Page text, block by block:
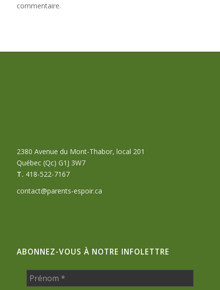
commentaire.
2380 Avenue du Mont-Thabor, local 201
Québec (Qc) G1J 3W7
T. 418-522-7167
contact@parents-espoir.ca
ABONNEZ-VOUS À NOTRE INFOLETTRE